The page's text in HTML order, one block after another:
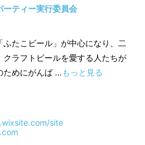
こエールをはじめとした
た。
｜
65/ 身巾 49
身巾 55
ーティー実行委員会
たこビール」が中心になり、二
ラフトビールを愛する人たちが
ためにがんば …もっと見る
site